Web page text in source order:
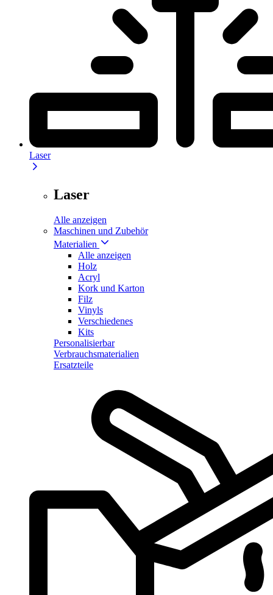
Laser
Laser
Alle anzeigen
Maschinen und Zubehör
Materialien
Alle anzeigen
Holz
Acryl
Kork und Karton
Filz
Vinyls
Verschiedenes
Kits
Personalisierbar
Verbrauchsmaterialien
Ersatzteile